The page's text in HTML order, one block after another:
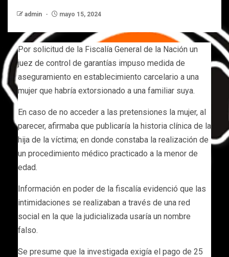
admin mayo 15, 2024
Por solicitud de la Fiscalía General de la Nación un
juez de control de garantías impuso medida de
aseguramiento en establecimiento carcelario a una
mujer que habría extorsionado a una familiar suya.
En caso de no acceder a las pretensiones la mujer, al
parecer, afirmaba que publicaría la historia clínica de la
hija de la víctima; en donde constaba la realización de
un procedimiento médico practicado a la menor de
edad.
Información en poder de la fiscalía evidenció que las
intimidaciones se realizaban a través de una red
social en la que la judicializada usaría un nombre
falso.
Se presume que la investigada exigía el pago de 25